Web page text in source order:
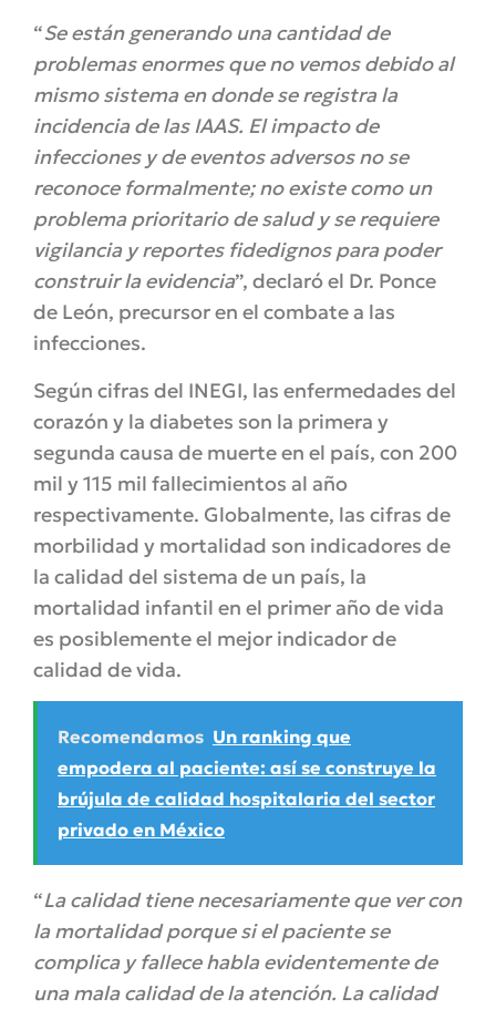
“Se están generando una cantidad de
problemas enormes que no vemos debido al
mismo sistema en donde se registra la
incidencia de las IAAS. El impacto de
infecciones y de eventos adversos no se
reconoce formalmente; no existe como un
problema prioritario de salud y se requiere
vigilancia y reportes fidedignos para poder
construir la evidencia”, declaró el Dr. Ponce
de León, precursor en el combate a las
infecciones.
Según cifras del INEGI, las enfermedades del
corazón y la diabetes son la primera y
segunda causa de muerte en el país, con 200
mil y 115 mil fallecimientos al año
respectivamente. Globalmente, las cifras de
morbilidad y mortalidad son indicadores de
la calidad del sistema de un país, la
mortalidad infantil en el primer año de vida
es posiblemente el mejor indicador de
calidad de vida.
Recomendamos Un ranking que
empodera al paciente: así se construye la
brújula de calidad hospitalaria del sector
privado en México
“La calidad tiene necesariamente que ver con
la mortalidad porque si el paciente se
complica y fallece habla evidentemente de
una mala calidad de la atención. La calidad